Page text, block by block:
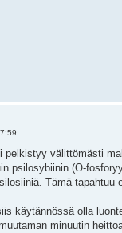
pelkistyy välittömästi
psilosybiinin (O-
Tämä tapahtuu
käytännössä olla
minuutin